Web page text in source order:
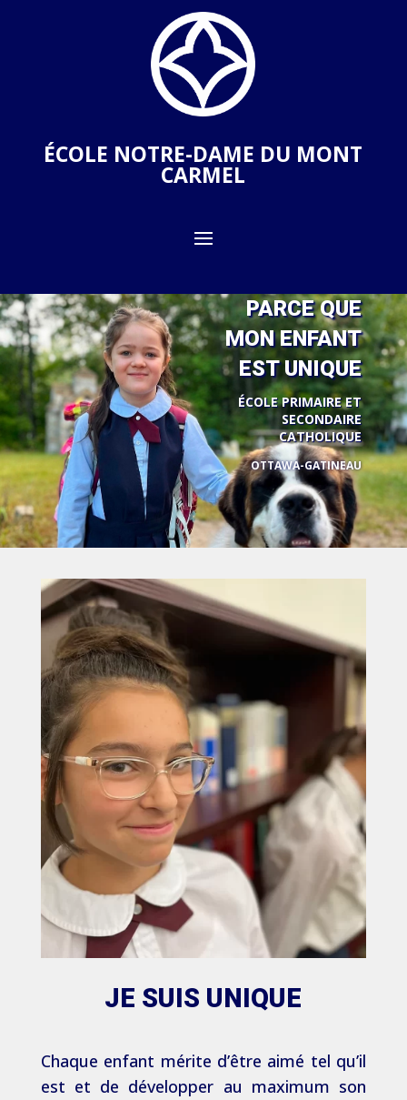
ÉCOLE NOTRE-DAME DU MONT
CARMEL
PARCE QUE
MON ENFANT
EST UNIQUE
ÉCOLE PRIMAIRE ET
SECONDAIRE
CATHOLIQUE
OTTAWA-GATINEAU
JE SUIS UNIQUE
Chaque enfant mérite d’être aimé tel qu’il
est et de développer au maximum son